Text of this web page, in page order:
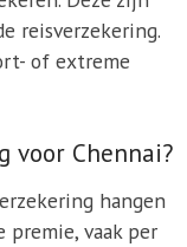
reisverzekering.
of extreme
voor Chennai?
hangen
premie, vaak per